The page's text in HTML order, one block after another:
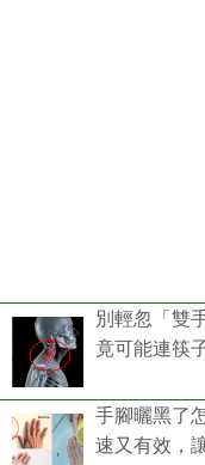
別輕忽「雙
竟可能連筷
手腳曬黑了
速又有效，